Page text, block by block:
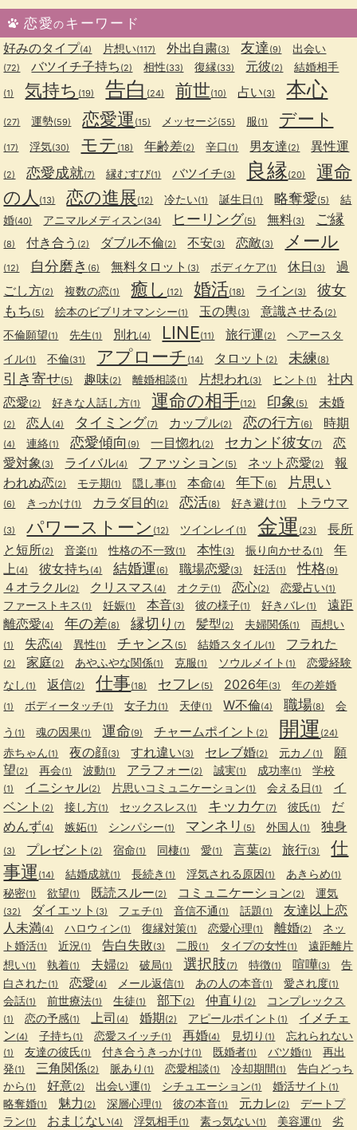
恋愛のキーワード
好みのタイプ(4) 片想い(117) 外出自粛(3) 友達 (9) 出会い
(72) バツイチ子持ち (2) 相性(33) 復縁(33) 元彼(2) 結婚相手
(1) 気持ち (19) 告白 (24) 前世(10) 占い(3) 本心
(27) 運勢(59) 恋愛運 (15) メッセージ(55) 服(1) デート
(17) 浮気(30) モテ (18) 年齢差(2) 辛口 (1) 男友達(2) 異性運
(2) 恋愛成就(7) 縁むすび(1) バツイチ(3) 良縁(20)
運命
の人 (13) 恋の進展(12) 冷たい(1) 誕生日 (1) 略奪愛(5)
結
婚(40) アニマルメディスン(34) ヒーリング(5) 無料(3) ご縁
(8) 付き合う (2) ダブル不倫(2) 不安(3) 恋敵(3) メール
(12) 自分磨き (6) 無料タロット (3) ボディケア(1) 休日 (3)
過
ごし方(2) 複数の恋(1) 癒し (12) 婚活(18) ライン(3)
彼女
もち (5) 絵本のビブリオマンシー(1) 玉の輿(3) 意識させる (2)
不倫願望(1) 先生(1) 別れ(4) LINE(11) 旅行運(2)
ヘアースタ
イル(1) 不倫(31) アプローチ (14) タロット (2) 未練(8)
引き寄せ(5) 趣味(2) 離婚相談(1) 片想われ(3) ヒント (1)
社内
恋愛(2) 好きな人話し方(1) 運命の相手(12) 印象(5) 未婚
(2) 恋人 (4) タイミング(7) カップル(2) 恋の行方(6) 時期
(4) 連絡(1) 恋愛傾向 (9) 一目惚れ(2) セカンド彼女(7)
恋
愛対象(3) ライバル(4) ファッション(5) ネット恋愛(2)
報
われぬ恋(2) モテ期(1) 隠し事(1) 本命(4) 年下(6) 片思い
(6) きっかけ(1) カラダ目的(2) 恋活(8) 好き避け(1) トラウマ
(3) パワーストーン (12) ツインレイ (1) 金運 (23)
長所
と短所(2) 音楽(1) 性格の不一致(1) 本性(3) 振り向かせる (1)
年
上(4) 彼女持ち (4) 結婚運(6) 職場恋愛(3) 妊活(1) 性格(9)
４オラクル(2) クリスマス (4) オクテ(1) 恋心(2) 恋愛占い(1)
ファーストキス (1) 妊娠(1) 本音(3) 彼の様子(1) 好きバレ(1)
遠距
離恋愛(4) 年の差(8) 縁切り (7) 髪型(2) 夫婦関係(1) 両想い
(1) 失恋(4) 異性(1) チャンス (5) 結婚スタイル(1) フラれた
(2) 家庭(2) あやふやな関係(1) 克服(1) ソウルメイト (1)
恋愛経験
なし (1) 返信(2) 仕事(18) セフレ (5) 2026年(3) 年の差婚
(1) ボディータッチ(1) 女子力 (1) 天使(1) W不倫(4) 職場(8)
会
う (1) 魂の因果(1) 運命(9) チャームポイント (2) 開運 (24)
赤ちゃん(1) 夜の顔(3) すれ違い(3) セレブ婚(2) 元カノ (1)
願
望(2) 再会(1) 波動(1) アラフォー(2) 誠実(1) 成功率(1) 学校
(1) イニシャル(2) 片思いコミュニケーション(1) 会える日 (1)
イ
ベント (2) 接し方(1) セックスレス (1) キッカケ(7) 彼氏(1)
だ
めんず(4) 嫉妬(1) シンパシー(1) マンネリ (5) 外国人 (1) 独身
(3) プレゼント (2) 宿命(1) 同棲(1) 愛(1) 言葉(2) 旅行(3)
仕
事運 (14) 結婚成就(1) 長続き (1) 浮気される原因(1) あきらめ(1)
秘密(1) 欲望(1) 既読スルー(2) コミュニケーション(2) 運気
(32) ダイエット (3) フェチ(1) 音信不通 (1) 話題(1)
友達以上恋
人未満(4) ハロウィン(1) 復縁対策(1) 恋愛心理(1) 離婚(2)
ネッ
ト婚活(1) 近況 (1) 告白失敗(3) 二股(1) タイプの女性(1)
遠距離片
想い(1) 執着(1) 夫婦(2) 破局(1) 選択肢(7) 特徴(1) 喧嘩(3)
告
白された (1) 恋愛(4) メール返信(1) あの人の本音(1) 愛され度(1)
会話(1) 前世療法(1) 生徒(1) 部下(2) 仲直り (2) コンプレックス
(1) 恋の予感(1) 上司 (4) 婚期(2) アピールポイント (1)
イメチェ
ン(4) 子持ち(1) 恋愛スイッチ(1) 再婚(4) 見切り (1) 忘れられない
(1) 友達の彼氏(1) 付き合うきっかけ(1) 既婚者(1) バツ婚(1)
再出
発(1) 三角関係(2) 脈あり (1) 恋愛相談(1) 冷却期間(1)
告白どっち
から (1) 好意(2) 出会い運(1) シチュエーション(1) 婚活サイト (1)
略奪婚(1) 魅力 (2) 深層心理(1) 彼の本音(1) 元カレ (2)
デートプ
ラン(1) おまじない(4) 浮気相手(1) 素っ気ない(1) 美容運(1) 劣